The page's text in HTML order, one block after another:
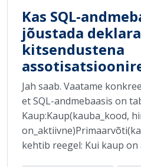
Kas SQL-
jõustada
kitsendustena
Jah saab. Vaatame
et SQL-andmebaasis on
Kaup:Kaup(kauba_kood,
kehtib reegel: Kui kaup on